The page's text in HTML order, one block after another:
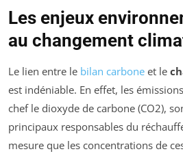
Les enjeux
au changement
Le lien entre le bilan carbone et le
est indéniable. En effet, les
chef le dioxyde de carbone (CO2),
principaux responsables du
mesure que les concentrations de